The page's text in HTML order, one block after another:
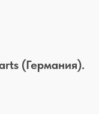
(Германия).